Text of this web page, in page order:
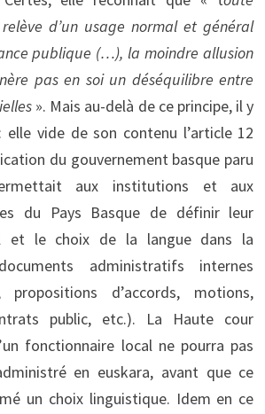
d’un usage normal et général
publique (…), la moindre allusion
pas en soi un déséquilibre entre
». Mais au-delà de ce principe, il y
vide de son contenu l’article 12
du gouvernement basque paru
aux institutions et aux
du Pays Basque de définir leur
et le choix de la langue dans la
administratifs internes
d’accords, motions,
public, etc.). La Haute cour
fonctionnaire local ne pourra pas
en euskara, avant que ce
un choix linguistique. Idem en ce